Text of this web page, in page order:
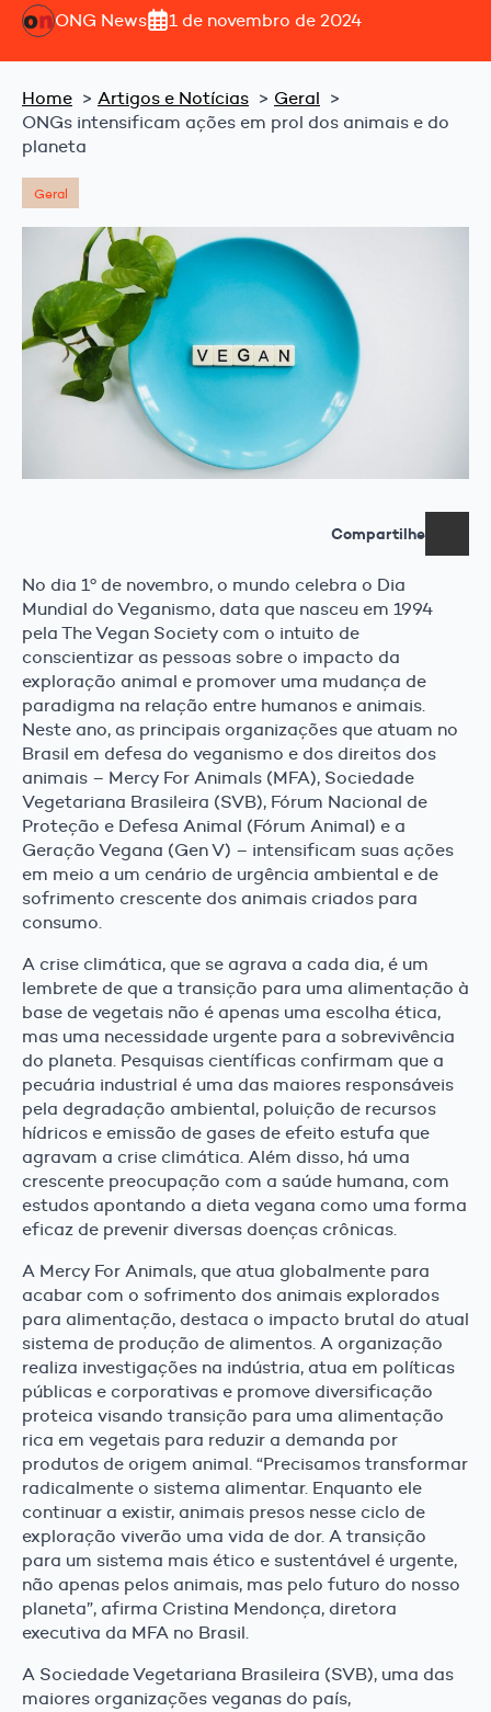
ONG News 1 de novembro de 2024
Home Artigos e Notícias
Geral
ONGs intensificam ações em prol dos animais e do
planeta
Geral
Compartilhe
No dia 1º de novembro, o mundo celebra o Dia
Mundial do Veganismo, data que nasceu em 1994
pela The Vegan Society com o intuito de
conscientizar as pessoas sobre o impacto da
exploração animal e promover uma mudança de
paradigma na relação entre humanos e animais.
Neste ano, as principais organizações que atuam no
Brasil em defesa do veganismo e dos direitos dos
animais – Mercy For Animals (MFA), Sociedade
Vegetariana Brasileira (SVB), Fórum Nacional de
Proteção e Defesa Animal (Fórum Animal) e a
Geração Vegana (Gen V) – intensificam suas ações
em meio a um cenário de urgência ambiental e de
sofrimento crescente dos animais criados para
consumo.
A crise climática, que se agrava a cada dia, é um
lembrete de que a transição para uma alimentação à
base de vegetais não é apenas uma escolha ética,
mas uma necessidade urgente para a sobrevivência
do planeta. Pesquisas científicas confirmam que a
pecuária industrial é uma das maiores responsáveis
pela degradação ambiental, poluição de recursos
hídricos e emissão de gases de efeito estufa que
agravam a crise climática. Além disso, há uma
crescente preocupação com a saúde humana, com
estudos apontando a dieta vegana como uma forma
eficaz de prevenir diversas doenças crônicas.
A Mercy For Animals, que atua globalmente para
acabar com o sofrimento dos animais explorados
para alimentação, destaca o impacto brutal do atual
sistema de produção de alimentos. A organização
realiza investigações na indústria, atua em políticas
públicas e corporativas e promove diversificação
proteica visando transição para uma alimentação
rica em vegetais para reduzir a demanda por
produtos de origem animal. “Precisamos transformar
radicalmente o sistema alimentar. Enquanto ele
continuar a existir, animais presos nesse ciclo de
exploração viverão uma vida de dor. A transição
para um sistema mais ético e sustentável é urgente,
não apenas pelos animais, mas pelo futuro do nosso
planeta”, afirma Cristina Mendonça, diretora
executiva da MFA no Brasil.
A Sociedade Vegetariana Brasileira (SVB), uma das
maiores organizações veganas do país,